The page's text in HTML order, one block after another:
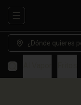
Abrir menu de
¿Dónde quieres